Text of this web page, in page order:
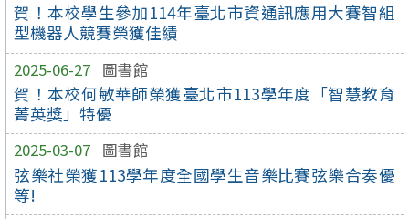
賀！本校學生參加114年臺北市資通訊應用大賽智組
型機器人競賽榮獲佳績
2025-06-27 圖書館
賀！本校何敏華師榮獲臺北市113學年度「智慧教育
菁英獎」特優
2025-03-07 圖書館
弦樂社榮獲113學年度全國學生音樂比賽弦樂合奏優
等!